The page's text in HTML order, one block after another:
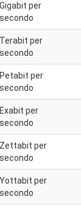
Gigabit per
secondo
Terabit per
secondo
Petabit per
secondo
Exabit per
secondo
Zettabit per
secondo
Yottabit per
secondo